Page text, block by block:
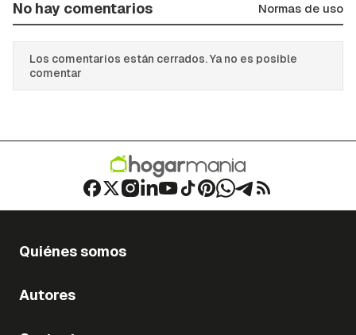
No hay comentarios Normas de uso
Los comentarios están cerrados. Ya no es posible
comentar
Quiénes somos
Autores